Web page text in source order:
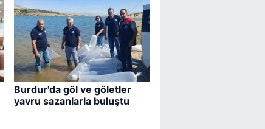
Burdur'da göl ve göletler
yavru sazanlarla buluştu